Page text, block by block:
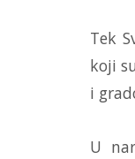
Tek
koji
i
U